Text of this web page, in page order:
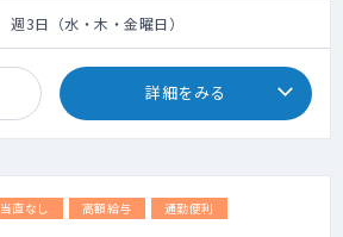
ニキビ・アトピーなどの治療
ピアッシング、レーザー、皮膚腫瘍摘出
術、二重瞼・糸リフトなどの手術治療
【設備】
電子カルテ：あり
週3日（水・木・金曜日）
詳細をみる
当直なし 高額給与 通勤便利